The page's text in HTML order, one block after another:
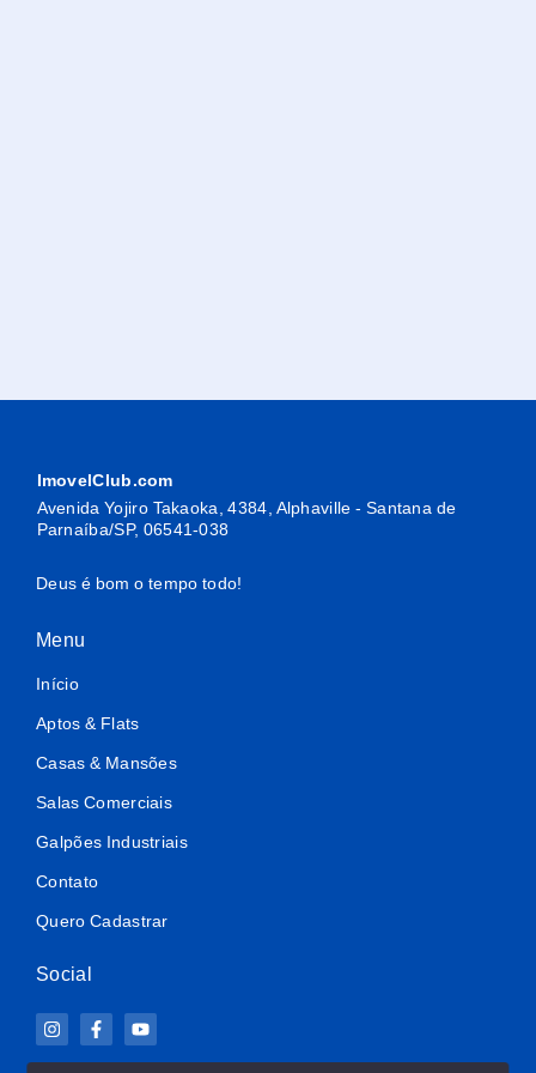
ImovelClub.com
Avenida Yojiro Takaoka, 4384, Alphaville - Santana de
Parnaíba/SP, 06541-038
Deus é bom o tempo todo!
Menu
Início
Aptos & Flats
Casas & Mansões
Salas Comerciais
Galpões Industriais
Contato
Quero Cadastrar
Social